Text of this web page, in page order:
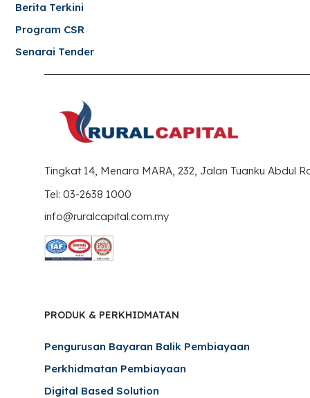
Berita Terkini
Program CSR
Senarai Tender
Tingkat 14, Menara MARA, 232, Jalan Tuanku Abdul
Tel: 03-2638 1000
info@ruralcapital.com.my
PRODUK & PERKHIDMATAN
Pengurusan Bayaran Balik Pembiayaan
Perkhidmatan Pembiayaan
Digital Based Solution